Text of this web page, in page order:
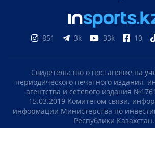
851 3k 33k 10
Свидетельство о постановке на
периодического печатного издания,
агентства и сетевого издания
15.03.2019 Комитетом связи,
информации Министерства по
Республики Казахстан.